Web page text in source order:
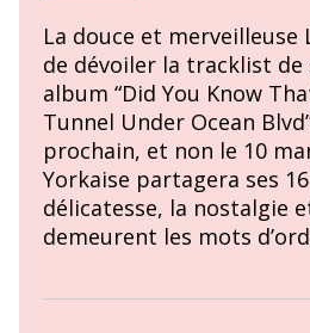
La douce et merveilleuse
de dévoiler la tracklist de
album “Did You Know
Tunnel Under Ocean
prochain, et non le 10
Yorkaise partagera ses
délicatesse, la nostalgie
demeurent les mots